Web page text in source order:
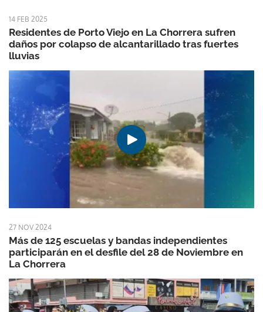
14 FEB 2025
Residentes de Porto Viejo en La Chorrera sufren
daños por colapso de alcantarillado tras fuertes
lluvias
27 NOV 2024
Más de 125 escuelas y bandas independientes
participarán en el desfile del 28 de Noviembre en
La Chorrera